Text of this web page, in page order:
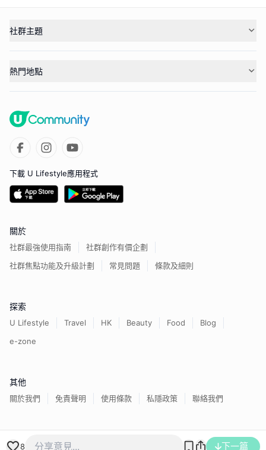
8 下一篇
社群主題
熱門地點
下載 U Lifestyle應用程式
關於
社群最強使用指南
社群創作有價企劃
社群焦點功能及升級計劃
常見問題 條款及細則
探索
U Lifestyle Travel HK Beauty Food
Blog
e-zone
其他
關於我們 免責聲明 使用條款 私隱政策 聯絡我們
香港經濟日報版權所有©